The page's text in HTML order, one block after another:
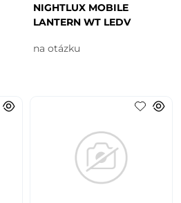
NIGHTLUX MOBILE
LANTERN WT LEDV
na otázku